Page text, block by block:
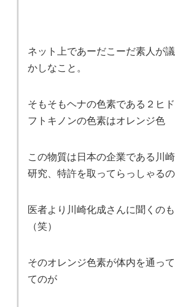
ネット上であーだこーだ素人が
かしなこと。
そもそもヘナの色素である２ヒ
フトキノンの色素はオレンジ色
この物質は日本の企業である川
研究、特許を取ってらっしゃる
医者より川崎化成さんに聞くの
（笑）
そのオレンジ色素が体内を通っ
てのが